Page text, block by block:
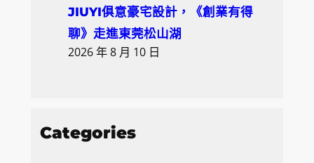
JIUYI俱意豪宅設計，《創業有得
聊》走進東莞松山湖
2026 年 8 月 10 日
Categories